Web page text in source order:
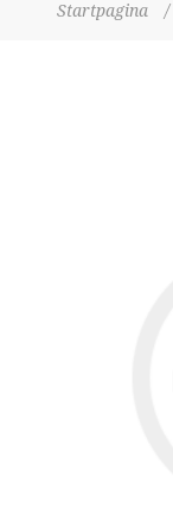
Startpagina /